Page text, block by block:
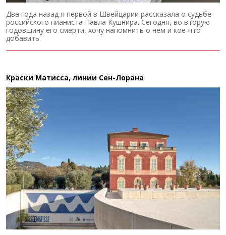
Два года назад я первой в Швейцарии рассказала о судьбе
российского пианиста Павла Кушнира. Сегодня, во вторую
годовщину его смерти, хочу напомнить о нем и кое-что
добавить.
Краски Матисса, линии Сен-Лорана